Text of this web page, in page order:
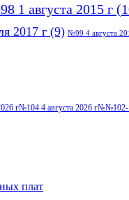
1 августа 2015 г
2017 г (9) №99 4 августа
г№104 4 августа 2026 г№№102-
плат